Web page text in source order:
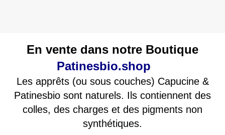
En vente dans notre Boutique
Patinesbio.shop
Les apprêts (ou sous couches) Capucine &
Patinesbio sont naturels. Ils contiennent des
colles, des charges et des pigments non
synthétiques.